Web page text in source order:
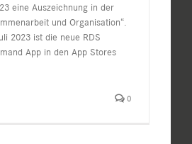
eine Auszeichnung in der
und Organisation“.
2023 ist die neue RDS
App in den App Stores
0